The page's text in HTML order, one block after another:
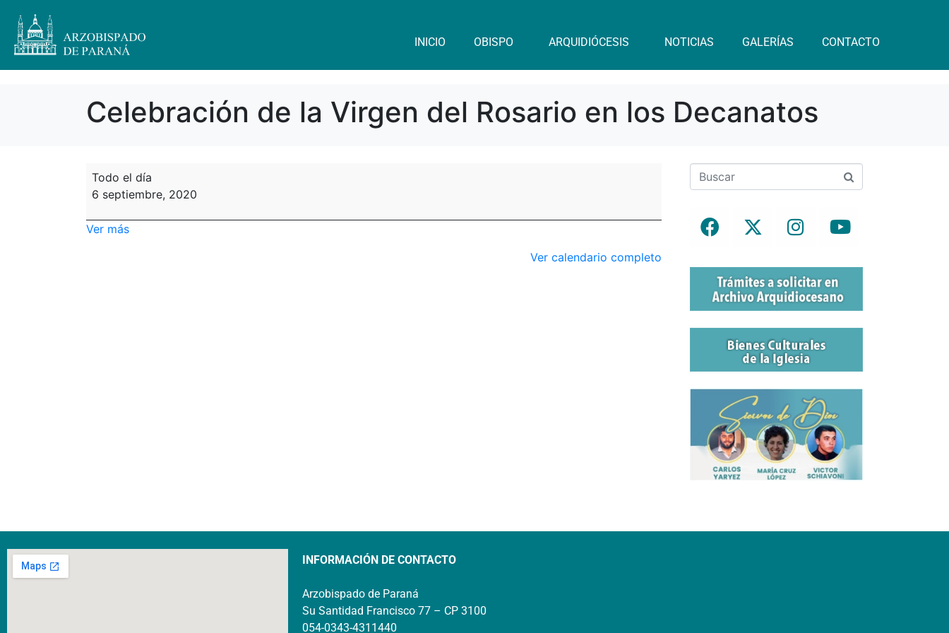
INICIO OBISPO ARQUIDIÓCESIS NOTICIAS GALERÍAS CONTACTO
Celebración de la Virgen del Rosario en los Decanatos
Todo el día
6 septiembre, 2020
Ver más
Ver calendario completo
INFORMACIÓN DE CONTACTO
Arzobispado de Paraná
Su Santidad Francisco 77 – CP 3100
054-0343-4311440